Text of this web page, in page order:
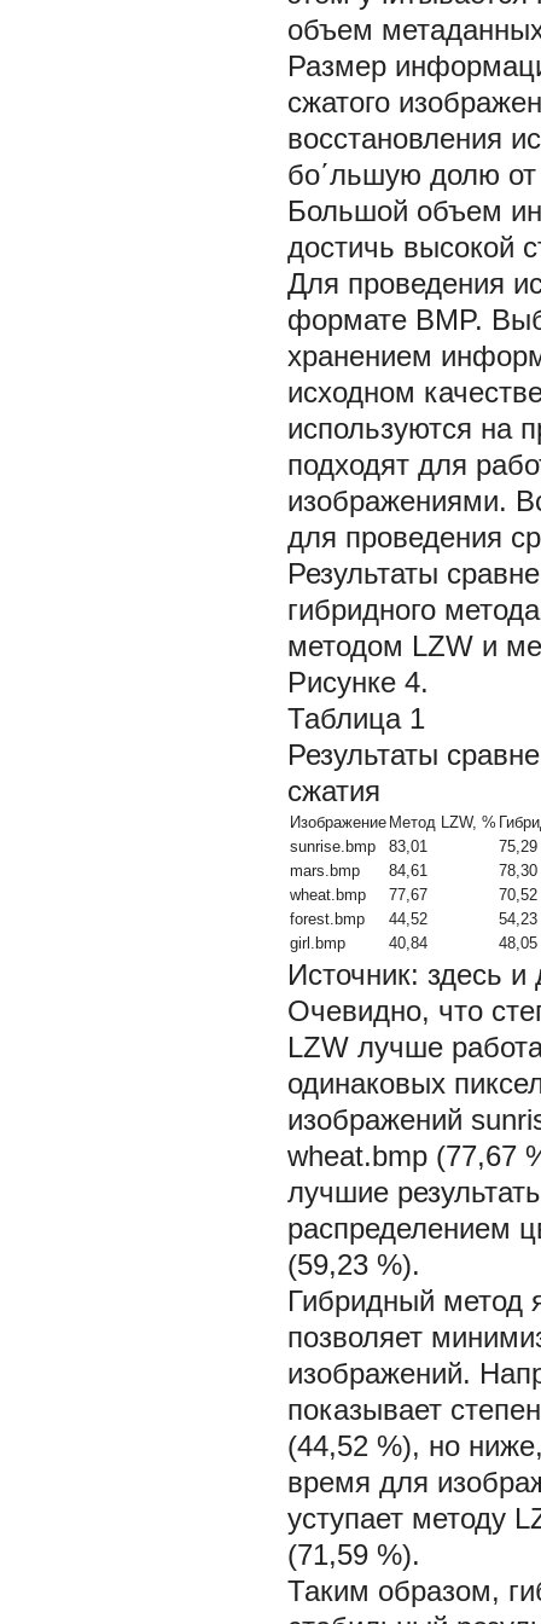
объем
Размер
сжатого
восстановления
бо΄льшую долю
Большой объем
достичь высокой
Для проведения
формате BMP.
хранением
исходном
используются на
подходят для
изображениями.
для проведения
Результаты
гибридного
методом LZW и
Рисунке 4.
Таблица 1
Результаты
сжатия
Изображение Метод LZW, %
sunrise.bmp
83,01
75,29
mars.bmp
84,61
78,30
wheat.bmp
77,67
70,52
forest.bmp
44,52
54,23
girl.bmp
40,84 48,05
Источник: здесь и
Очевидно, что
LZW лучше
одинаковых
изображений
wheat.bmp (77,67
лучшие
распределением
(59,23 %).
Гибридный метод
позволяет
изображений.
показывает
(44,52 %), но
время для
уступает методу
(71,59 %).
Таким образом,